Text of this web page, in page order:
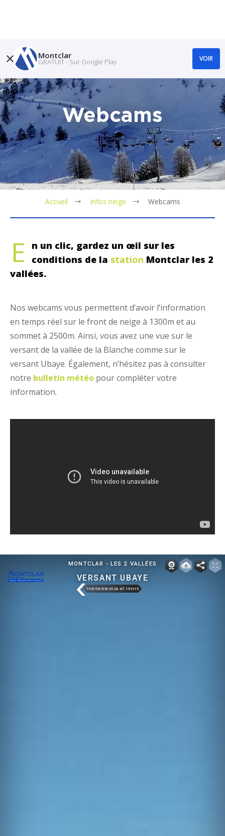
Webcams
Accueil Infos neige Webcams
E
n un clic, gardez un œil sur les
conditions de la station Montclar les 2
vallées.
Nos webcams vous permettent d’avoir l’information
en temps réel sur le front de neige à 1300m et au
sommet à 2500m. Ainsi, vous avez une vue sur le
versant de la vallée de la Blanche comme sur le
versant Ubaye. Également, n’hésitez pas à consulter
notre bulletin météo pour compléter votre
information.
Montclar
GRATUIT - Sur Google Play VOIR